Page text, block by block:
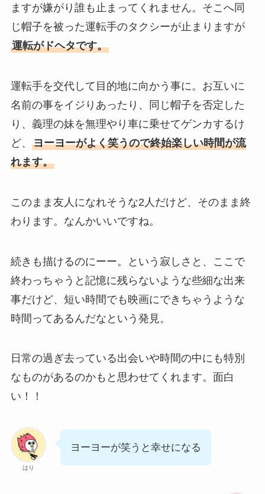
ますが嫌がり誰も止まってくれません。そこへ同
じ帽子を被った運転手のタクシーが止まりますが
運転がドヘタです。
運転手を交代して目的地に向かう事に。お互いに
名前の事をイジりあったり、同じ帽子を否定した
り、義理の妹を無理やり車に乗せてゲンカするけ
ど、 ヨーヨーがよく笑うので終始楽しい時間が流
れます。
このまま友人になれそうな2人だけど、そのまま終
わります。なんかいいですね。
続きも描けるのにーー。という寂しさと、ここで
終わっちゃうと記憶に残らないような些細な出来
事だけど、短い時間でも映画にできちゃうような
時間ってあるんだなという発見。
日常の過ぎ去っている出会いや時間の中にも特別
なものがあるのかもと思わせてくれます。面白
い！！
はり
ヨーヨーが笑うと幸せになる